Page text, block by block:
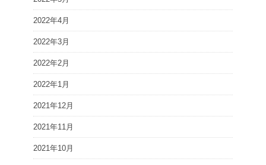
2022年4月
2022年3月
2022年2月
2022年1月
2021年12月
2021年11月
2021年10月